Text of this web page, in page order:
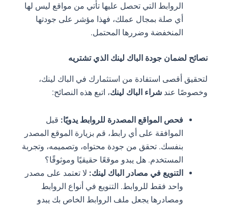
الروابط التي تحصل عليها تأتي من مواقع ليس لها
أي صلة بمجال عملك، فهذا مؤشر على جودتها
المنخفضة وضررها المحتمل.
نصائح لضمان جودة الباك لينك الذي تشتريه
لتحقيق أقصى استفادة من استثمارك في الباك لينك،
وخصوصًا عندشراء الباك لينك، اتبع هذه النصائح:
فحص المواقع المصدرة للروابط يدويًا:قبل
الموافقة على أي رابط، قم بزيارة الموقع المصدر
بنفسك. تحقق من جودة محتواه، وتصميمه، وتجربة
المستخدم. هل يبدو موقعًا حقيقيًا وموثوقًا؟
التنويع في مصادر الباك لينك:لا تعتمد على مصدر
واحد فقط للروابط. التنويع في أنواع الروابط
ومصادرها يجعل ملف الروابط الخاص بك يبدو